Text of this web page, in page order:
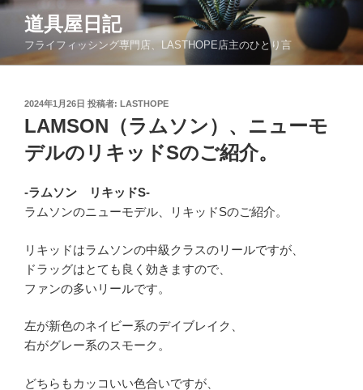
コ
ン
道具屋日記
フライフィッシング専門店、LASTHOPE店主のひとり言
投
稿
日:
2024年1月26日 投稿者: LASTHOPE
LAMSON（ラムソン）、ニューモ
デルのリキッドSのご紹介。
-ラムソン リキッドS-
ラムソンのニューモデル、リキッドSのご紹介。
リキッドはラムソンの中級クラスのリールですが、
ドラッグはとても良く効きますので、
ファンの多いリールです。
左が新色のネイビー系のデイブレイク、
右がグレー系のスモーク。
どちらもカッコいい色合いですが、